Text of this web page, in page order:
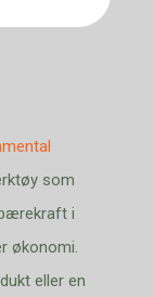
som
i
økonomi
eller en